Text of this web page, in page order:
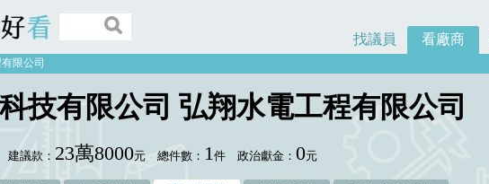
找議員 看廠商
限公司
技有限公司 弘翔水電工程有限公司
建議款： 23萬8000元 總件數： 1件 政治獻金：0元